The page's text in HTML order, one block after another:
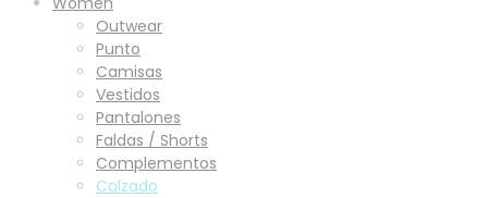
Outwear
Punto
Camisas
Vestidos
Pantalones
Faldas / Shorts
Complementos
Calzado